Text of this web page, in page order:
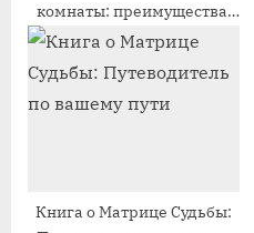
и
с
ь
:
п
и
с
ь
комнаты: преимущества,
разновидности и выбор
дизайна
Книга о Матрице Судьбы: